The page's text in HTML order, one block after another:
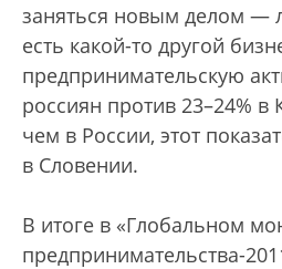
заняться новым делом —
есть какой-то другой
предпринимательскую
россиян против 23–24%
чем в России, этот
в Словении.
В итоге в «Глобальном
предпринимательства-